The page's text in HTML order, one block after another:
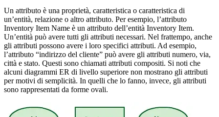
Un attributo è una proprietà, caratteristica o caratteristica di
un’entità, relazione o altro attributo. Per esempio, l’attributo
Inventory Item Name è un attributo dell’entità Inventory Item.
Un’entità può avere tutti gli attributi necessari. Nel frattempo, anche
gli attributi possono avere i loro specifici attributi. Ad esempio,
l’attributo “indirizzo del cliente” può avere gli attributi numero, via,
città e stato. Questi sono chiamati attributi compositi. Si noti che
alcuni diagrammi ER di livello superiore non mostrano gli attributi
per motivi di semplicità. In quelli che lo fanno, invece, gli attributi
sono rappresentati da forme ovali.